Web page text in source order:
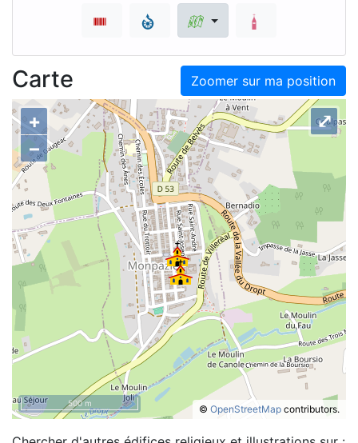
Zoomer sur ma position
Carte
+
–
© OpenStreetMap contributors.
⤢
500 m